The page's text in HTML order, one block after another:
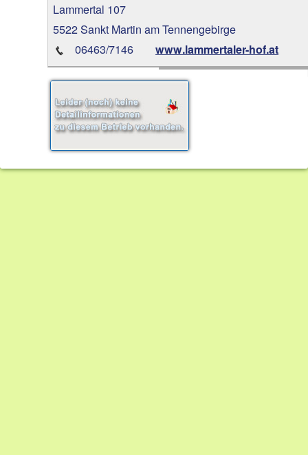
Lammertal 107
5522 Sankt Martin am Tennengebirge
06463/7146
www.lammertaler-hof.at